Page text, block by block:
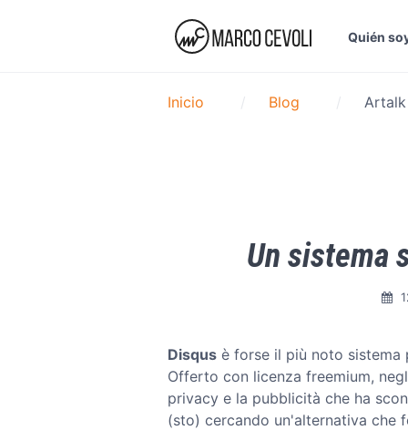
Quién
Inicio Blog Artalk
Un sistema
Disqus è forse il più noto sistema
Offerto con licenza freemium,
privacy e la pubblicità che ha
(sto) cercando un'alternativa che